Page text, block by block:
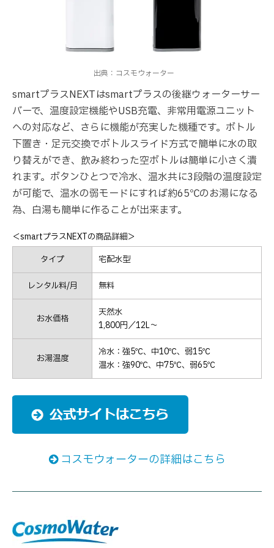
出典：コスモウォーター
smartプラスNEXTはsmartプラスの後継ウォーターサー
バーで、温度設定機能やUSB充電、非常用電源ユニット
への対応など、さらに機能が充実した機種です。ボトル
下置き・足元交換でボトルスライド方式で簡単に水の取
り替えができ、飲み終わった空ボトルは簡単に小さく潰
れます。ボタンひとつで冷水、温水共に3段階の温度設定
が可能で、温水の弱モードにすれば約65℃のお湯になる
為、白湯も簡単に作ることが出来ます。
＜smartプラスNEXTの商品詳細＞
タイプ
宅配水型
レンタル料/月 無料
お水価格
天然水
1,800円／12L～
お湯温度
冷水：強5℃、中10℃、弱15℃
温水：強90℃、中75℃、弱65℃
コスモウォーターの詳細はこちら